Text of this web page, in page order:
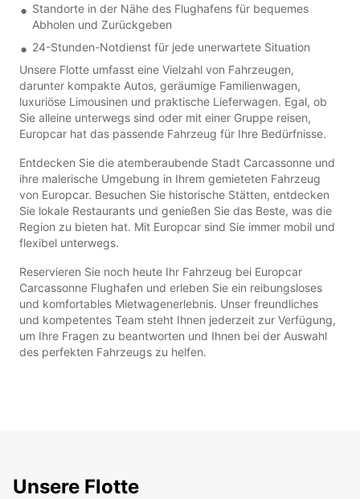
Standorte in der Nähe des Flughafens für bequemes
Abholen und Zurückgeben
24-Stunden-Notdienst für jede unerwartete Situation
Unsere Flotte umfasst eine Vielzahl von Fahrzeugen,
darunter kompakte Autos, geräumige Familienwagen,
luxuriöse Limousinen und praktische Lieferwagen. Egal, ob
Sie alleine unterwegs sind oder mit einer Gruppe reisen,
Europcar hat das passende Fahrzeug für Ihre Bedürfnisse.
Entdecken Sie die atemberaubende Stadt Carcassonne und
ihre malerische Umgebung in Ihrem gemieteten Fahrzeug
von Europcar. Besuchen Sie historische Stätten, entdecken
Sie lokale Restaurants und genießen Sie das Beste, was die
Region zu bieten hat. Mit Europcar sind Sie immer mobil und
flexibel unterwegs.
Reservieren Sie noch heute Ihr Fahrzeug bei Europcar
Carcassonne Flughafen und erleben Sie ein reibungsloses
und komfortables Mietwagenerlebnis. Unser freundliches
und kompetentes Team steht Ihnen jederzeit zur Verfügung,
um Ihre Fragen zu beantworten und Ihnen bei der Auswahl
des perfekten Fahrzeugs zu helfen.
Unsere Flotte